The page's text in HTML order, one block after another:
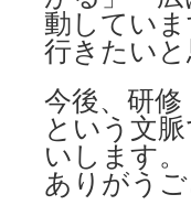
動してい
行きたい
今後、研
という文
いします。
ありがうご